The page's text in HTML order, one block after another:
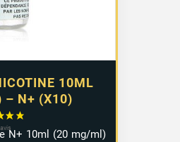
10ML
– N+ (X10)
9,29 €
N+ 10ml (20 mg/ml)